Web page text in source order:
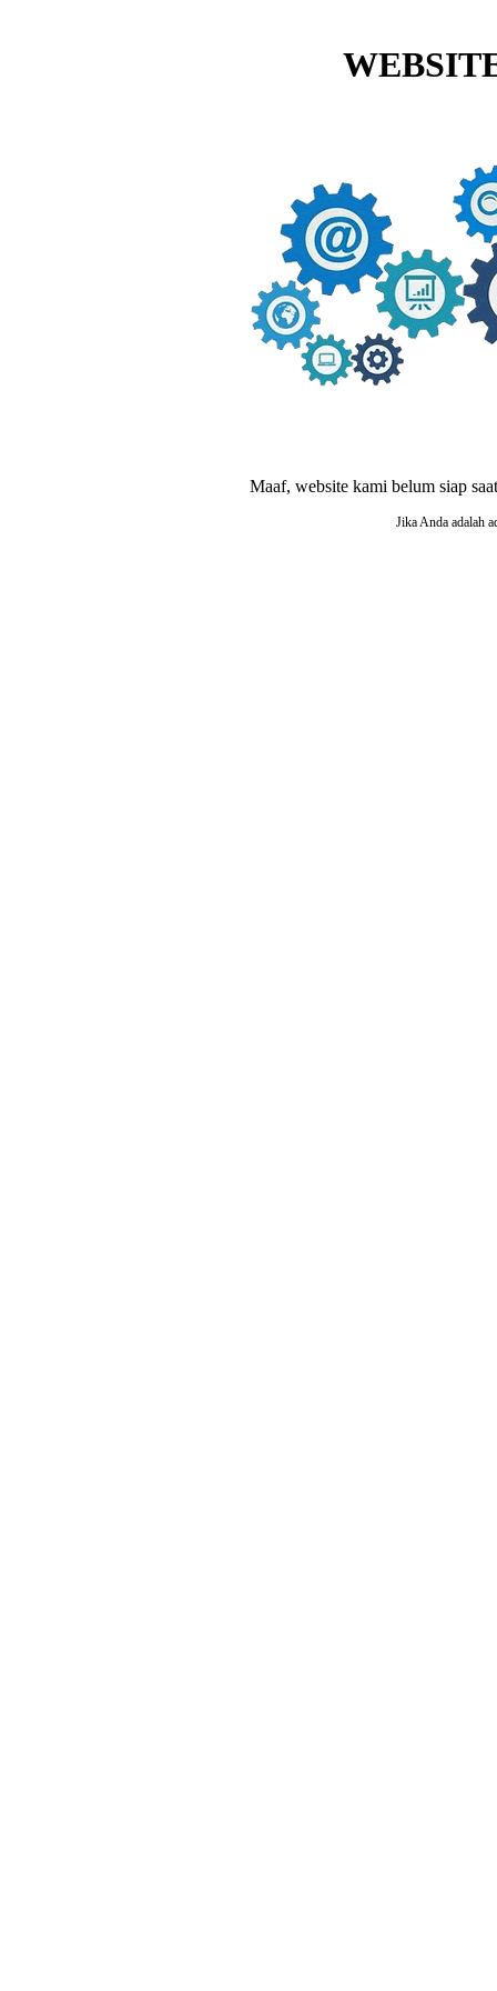
Maaf, website kami belum siap
Jika Anda adalah